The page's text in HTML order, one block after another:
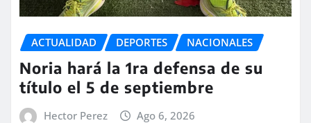
ACTUALIDAD DEPORTES NACIONALES
Noria hará la 1ra defensa de su
título el 5 de septiembre
Hector Perez Ago 6, 2026